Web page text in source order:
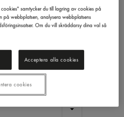
Skinka
500g
kr/låda
moms
: 137,58 kr /
samtycker du till lagring av cookies på
på webbplatsen, analysera webbplatsens
Om du vill skräddarsy dina val så
Acceptera alla cookies
cookies